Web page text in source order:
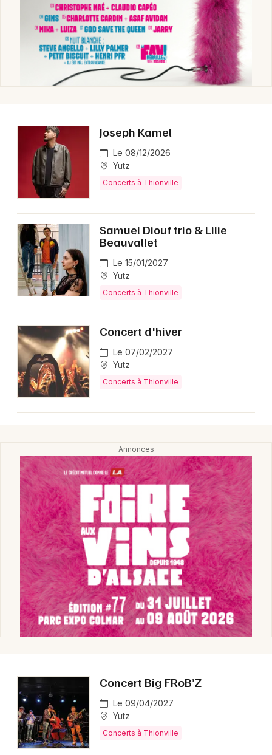
Concerts dans le Grand Est
Newsletter des sorties
Actus à Thionville
Magazine à Thionville
57 - Moselle
Mon email
Joseph Kamel
Le 08/12/2026
Yutz
Concerts à Thionville
Samuel Diouf trio & Lilie
Beauvallet
Le 15/01/2027
Yutz
Concerts à Thionville
Concert d'hiver
Le 07/02/2027
Yutz
Concerts à Thionville
Concert Big FRoB’Z
Le 09/04/2027
Yutz
Concerts à Thionville